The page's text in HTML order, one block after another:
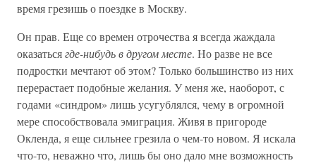
время грезишь о поездке в Москву.
Он прав. Еще со времен отрочества я всегда жаждала
оказатьсягде-нибудь в другом месте. Но разве не все
подростки мечтают об этом? Только большинство из них
перерастает подобные желания. У меня же, наоборот, с
годами «синдром» лишь усугублялся, чему в огромной
мере способствовала эмиграция. Живя в пригороде
Окленда, я еще сильнее грезила о чем-то новом. Я искала
что-то, неважно что, лишь бы оно дало мне возможность